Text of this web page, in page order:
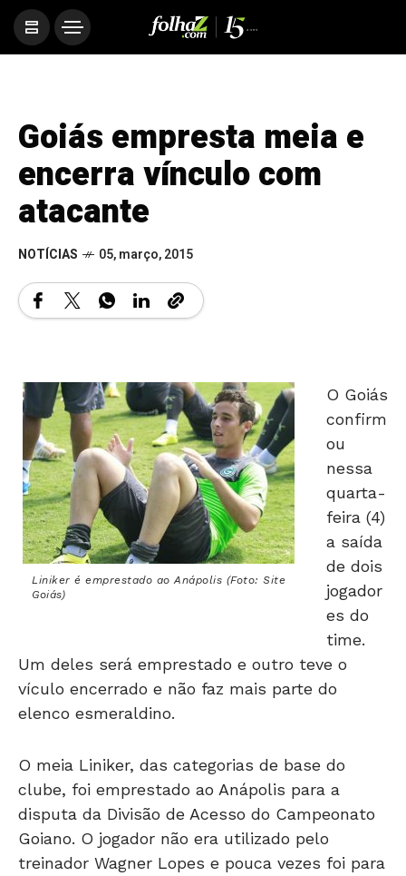
Goiás empresta meia e
encerra vínculo com
atacante
NOTÍCIAS 05, março, 2015
Liniker é emprestado ao Anápolis (Foto: Site
Goiás)
O Goiás
confirm
ou
nessa
quarta-
feira (4)
a saída
de dois
jogador
es do
time.
Um deles será emprestado e outro teve o
vículo encerrado e não faz mais parte do
elenco esmeraldino.
O meia Liniker, das categorias de base do
clube, foi emprestado ao Anápolis para a
disputa da Divisão de Acesso do Campeonato
Goiano. O jogador não era utilizado pelo
treinador Wagner Lopes e pouca vezes foi para